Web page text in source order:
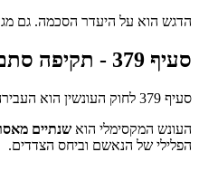
הדגש הוא על היעדר הסכמה. גם
סעיף 379 - תקיפה סתם
סעיף 379 לחוק העונשין הוא העבירה "השיורית" של תקיפה: כל תקיפה שאינה נופלת תחת אחת ההגדרות החמורות יותר (תקיפה הגורמת חבלה של ממש, תקיפת בן זוג, תקיפת עובד ציבור וכדומה) - תוגדר כתקיפה סתם.
העונש המקסימלי הוא שנתיים
הפלילי של הנאשם וביחס הצדדים.